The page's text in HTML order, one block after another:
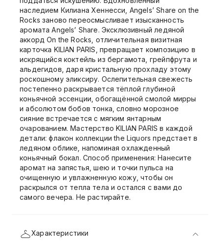
наследием Килиана Хеннесси, Angels’ Share on the
Rocks заново переосмысливает изысканность
аромата Angels’ Share. Эксклюзивный ледяной
аккорд On the Rocks, отличительная визитная
карточка KILIAN PARIS, превращает композицию в
искрящийся коктейль из бергамота, грейпфрута и
альдегидов, даря кристальную прохладу этому
роскошному эликсиру. Ослепительная свежесть
постепенно раскрывается тёплой глубиной
коньячной эссенции, обогащённой смолой мирры
и абсолютом бобов тонка, словно морозное
сияние встречается с мягким янтарным
очарованием. Мастерство KILIAN PARIS в каждой
детали: флакон коллекции the Liquors предстает в
ледяном облике, напоминая охлажденный
коньячный бокал. Способ применения: Нанесите
аромат на запястья, шею и точки пульса на
очищенную и увлажненную кожу, чтобы он
раскрылся от тепла тела и остался с вами до
самого вечера. Не растирайте.
Характеристики